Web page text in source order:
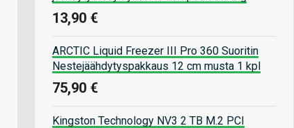
13,90 €
ARCTIC Liquid Freezer III Pro 360 Suoritin
Nestejäähdytyspakkaus 12 cm musta 1 kpl
75,90 €
Kingston Technology NV3 2 TB M.2 PCI